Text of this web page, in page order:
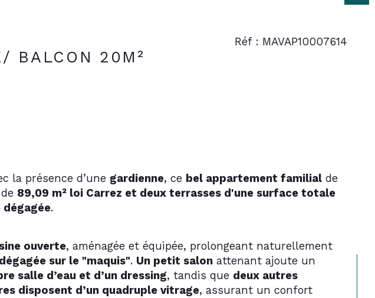
BALCON 20M²
Réf : MAVAP10007614
la présence d’une gardienne, ce bel appartement familial de
89,09 m² loi Carrez et deux terrasses d'une surface totale
dégagée.
ouverte, aménagée et équipée, prolongeant naturellement
sur le "maquis". Un petit salon attenant ajoute un
salle d’eau et d’un dressing, tandis que deux autres
disposent d’un quadruple vitrage, assurant un confort